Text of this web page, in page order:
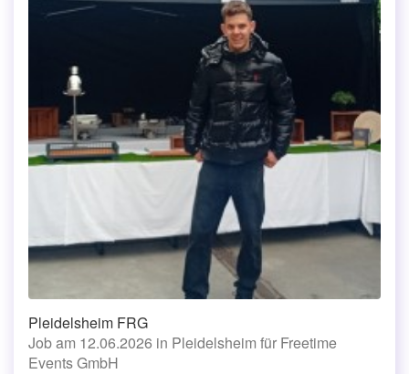
Pleidelsheim FRG
Job am 12.06.2026 in Pleidelsheim für Freetime
Events GmbH